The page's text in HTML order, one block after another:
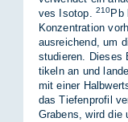
ves Iso­top. 210Pb
Kon­zen­tra­ti­on
aus­rei­chend, um
stu­die­ren. Die­ses
ti­keln an und
mit ei­ner
das Tie­fen­pro­fil
Gra­bens, wird